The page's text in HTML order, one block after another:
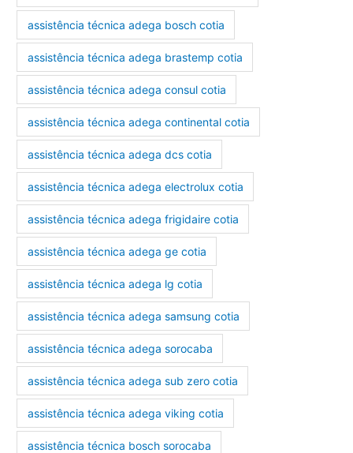
assistência técnica adega bosch cotia
assistência técnica adega brastemp cotia
assistência técnica adega consul cotia
assistência técnica adega continental cotia
assistência técnica adega dcs cotia
assistência técnica adega electrolux cotia
assistência técnica adega frigidaire cotia
assistência técnica adega ge cotia
assistência técnica adega lg cotia
assistência técnica adega samsung cotia
assistência técnica adega sorocaba
assistência técnica adega sub zero cotia
assistência técnica adega viking cotia
assistência técnica bosch sorocaba